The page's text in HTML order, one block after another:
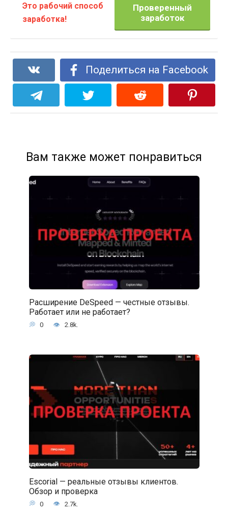
Это рабочий способ
заработка!
Проверенный
заработок
Поделиться на Facebook
Вам также может понравиться
Расширение DeSpeed — честные отзывы.
Работает или не работает?
0 2.8k.
Escorial — реальные отзывы клиентов.
Обзор и проверка
0 2.7k.